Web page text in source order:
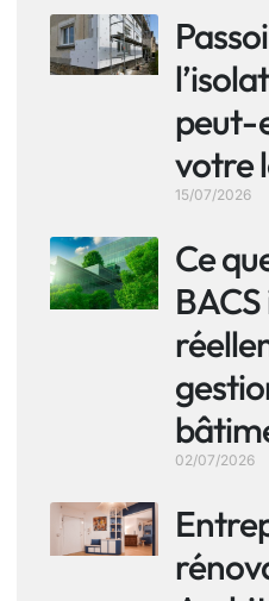
peut-
votre
15/07/2026
Ce
02/07/2026